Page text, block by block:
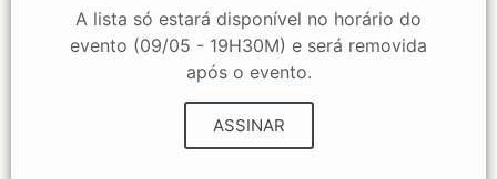
A lista só estará disponível no horário do
evento (09/05 - 19H30M) e será removida
após o evento.
ASSINAR